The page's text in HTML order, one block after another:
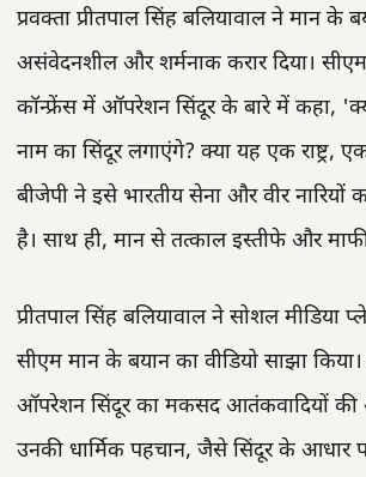
प्रवक्ता प्रीतपाल सिंह बलियावाल ने मान के
असंवेदनशील और शर्मनाक करार दिया।
कॉन्फ्रेंस में ऑपरेशन सिंदूर के बारे में कहा,
नाम का सिंदूर लगाएंगे? क्या यह एक राष्ट्र,
बीजेपी ने इसे भारतीय सेना और वीर नारियों
है। साथ ही, मान से तत्काल इस्तीफे और
प्रीतपाल सिंह बलियावाल ने सोशल मीडिया
सीएम मान के बयान का वीडियो साझा
ऑपरेशन सिंदूर का मकसद आतंकवादियों
उनकी धार्मिक पहचान, जैसे सिंदूर के आधार